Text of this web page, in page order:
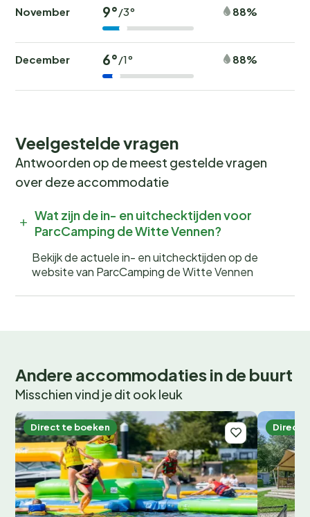
November 9°/3° 88%
December 6°/1° 88%
Veelgestelde vragen
Antwoorden op de meest gestelde vragen
over deze accommodatie
Wat zijn de in- en uitchecktijden voor
ParcCamping de Witte Vennen?
Bekijk de actuele in- en uitchecktijden op de
website van ParcCamping de Witte Vennen
Andere accommodaties in de buurt
Misschien vind je dit ook leuk
Direct te boeken Direct